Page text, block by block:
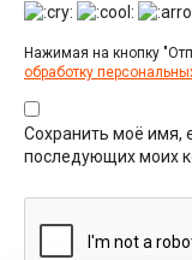
Нажимая на кнопку
обработку
Сохранить моё имя,
последующих моих